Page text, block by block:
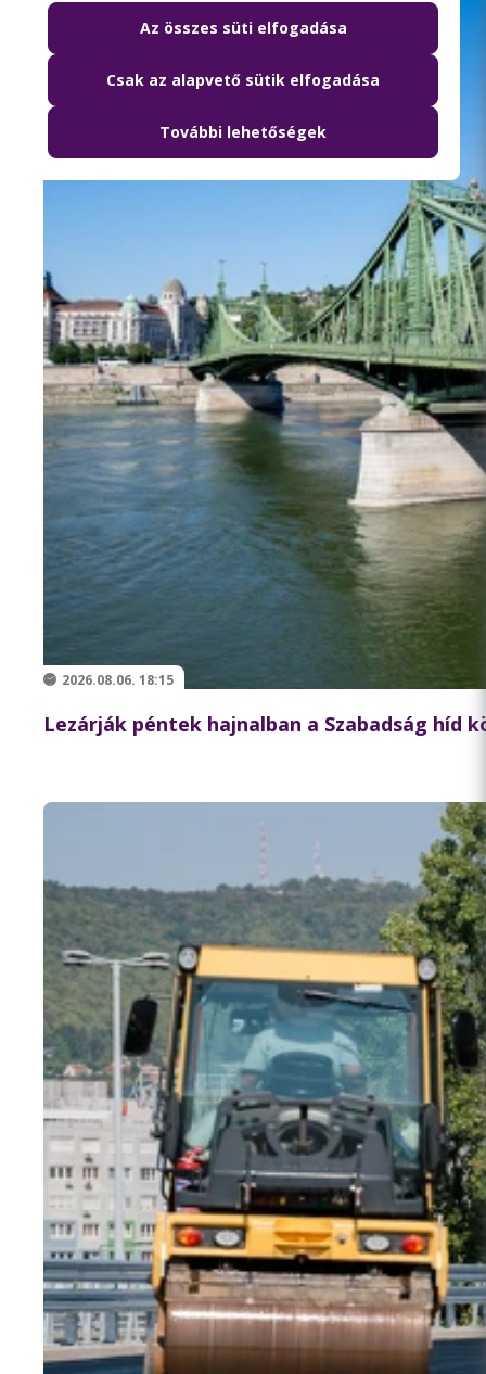
2026.08.06. 18:15
Lezárják péntek hajnalban a Szabadság híd
Az összes süti elfogadása
Csak az alapvető sütik elfogadása
További lehetőségek